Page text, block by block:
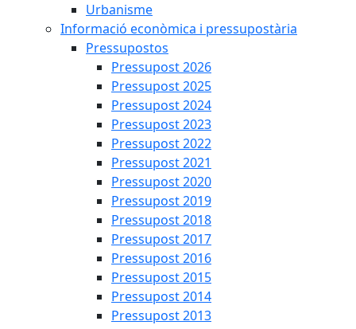
Urbanisme
Informació econòmica i pressupostària
Pressupostos
Pressupost 2026
Pressupost 2025
Pressupost 2024
Pressupost 2023
Pressupost 2022
Pressupost 2021
Pressupost 2020
Pressupost 2019
Pressupost 2018
Pressupost 2017
Pressupost 2016
Pressupost 2015
Pressupost 2014
Pressupost 2013